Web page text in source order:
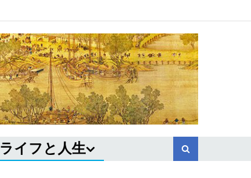
ライフと人生